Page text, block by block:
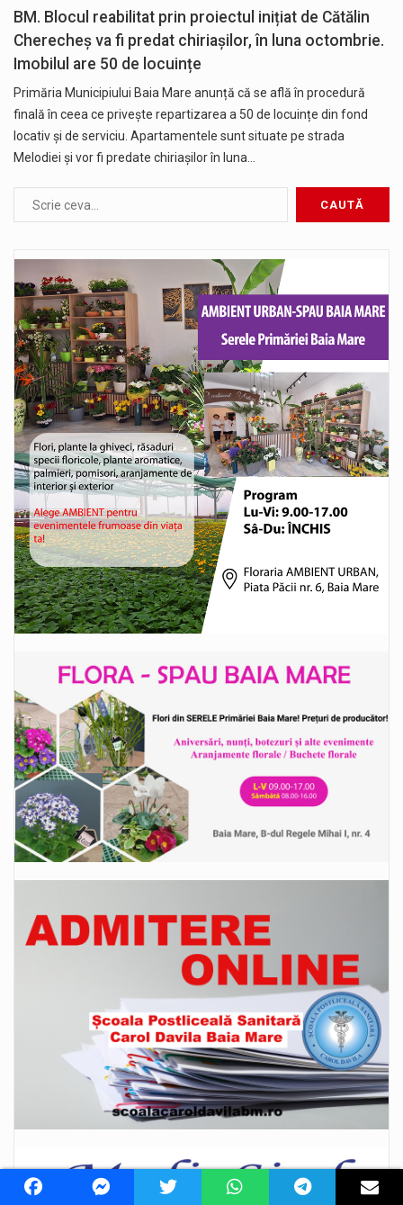
BM. Blocul reabilitat prin proiectul inițiat de Cătălin
Cherecheș va fi predat chiriașilor, în luna octombrie.
Imobilul are 50 de locuințe
Primăria Municipiului Baia Mare anunță că se află în procedură
finală în ceea ce privește repartizarea a 50 de locuințe din fond
locativ și de serviciu. Apartamentele sunt situate pe strada
Melodiei și vor fi predate chiriașilor în luna…